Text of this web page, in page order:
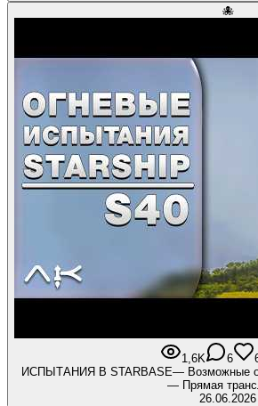
🐙
1,6K 6
ИСПЫТАНИЯ В STARBASE— Возможные
— Прямая
26.06.2026